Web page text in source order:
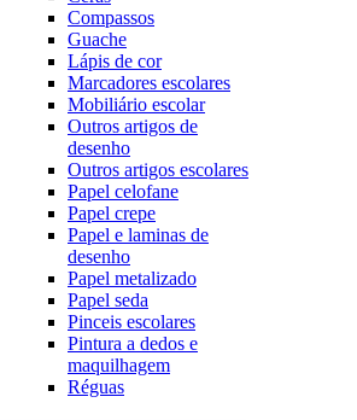
Compassos
Guache
Lápis de cor
Marcadores escolares
Mobiliário escolar
Outros artigos de
desenho
Outros artigos escolares
Papel celofane
Papel crepe
Papel e laminas de
desenho
Papel metalizado
Papel seda
Pinceis escolares
Pintura a dedos e
maquilhagem
Réguas